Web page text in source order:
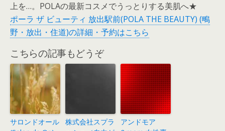
上を…。POLAの最新コスメでうっとりする美肌へ★
ポーラ ザ ビューティ 放出駅前(POLA THE BEAUTY) (鴫
野・放出・住道)の詳細・予約はこちら
こちらの記事もどうぞ
サロンドオール
株式会社スプラ
アンドモア